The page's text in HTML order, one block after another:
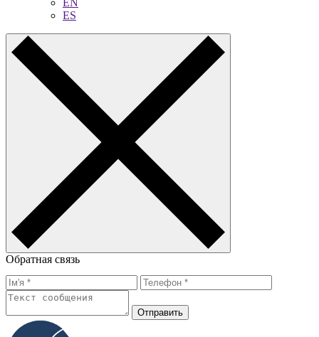
EN
ES
Обратная связь
Отправить